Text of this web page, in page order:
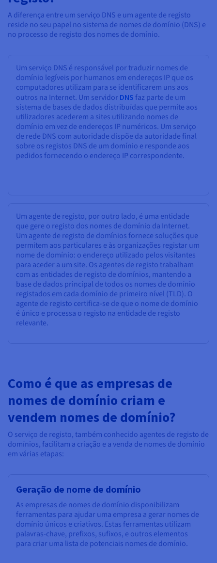
A diferença entre um serviço DNS e um agente de registo
reside no seu papel no sistema de nomes de domínio (DNS) e
no processo de registo dos nomes de domínio.
Um serviço DNS é responsável por traduzir nomes de
domínio legíveis por humanos em endereços IP que os
computadores utilizam para se identificarem uns aos
outros na Internet. Um servidor DNS faz parte de um
sistema de bases de dados distribuídas que permite aos
utilizadores acederem a sites utilizando nomes de
domínio em vez de endereços IP numéricos. Um serviço
de rede DNS com autoridade dispõe da autoridade final
sobre os registos DNS de um domínio e responde aos
pedidos fornecendo o endereço IP correspondente.
Um agente de registo, por outro lado, é uma entidade
que gere o registo dos nomes de domínio da Internet.
Um agente de registo de domínios fornece soluções que
permitem aos particulares e às organizações registar um
nome de domínio: o endereço utilizado pelos visitantes
para aceder a um site. Os agentes de registo trabalham
com as entidades de registo de domínios, mantendo a
base de dados principal de todos os nomes de domínio
registados em cada domínio de primeiro nível (TLD). O
agente de registo certifica-se de que o nome de domínio
é único e processa o registo na entidade de registo
relevante.
Como é que as empresas de
nomes de domínio criam e
vendem nomes de domínio?
O serviço de registo, também conhecido agentes de registo de
domínios, facilitam a criação e a venda de nomes de domínio
em várias etapas:
Geração de nome de domínio
As empresas de nomes de domínio disponibilizam
ferramentas para ajudar uma empresa a gerar nomes de
domínio únicos e criativos. Estas ferramentas utilizam
palavras-chave, prefixos, sufixos, e outros elementos
para criar uma lista de potenciais nomes de domínio.